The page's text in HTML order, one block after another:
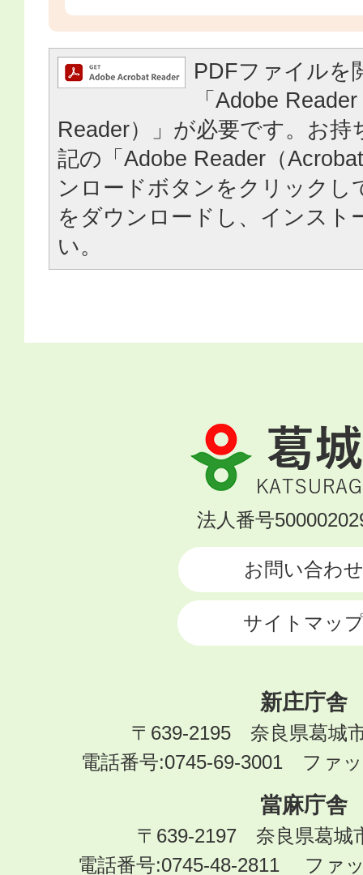
PDFファイルを
「Adobe
Reader）」が必要です。お持
記の「Adobe Reader（
ンロードボタンをクリックし
をダウンロードし、インスト
い。
葛
城
市
KATSURAGI
法人番号
お問い合わせ
サイトマッ
新庄庁舎
〒639-2195 奈良県葛城
電話番号:0745-69-3001 ファ
當麻庁舎
〒639-2197 奈良県葛城
電話番号:0745-48-2811 ファ